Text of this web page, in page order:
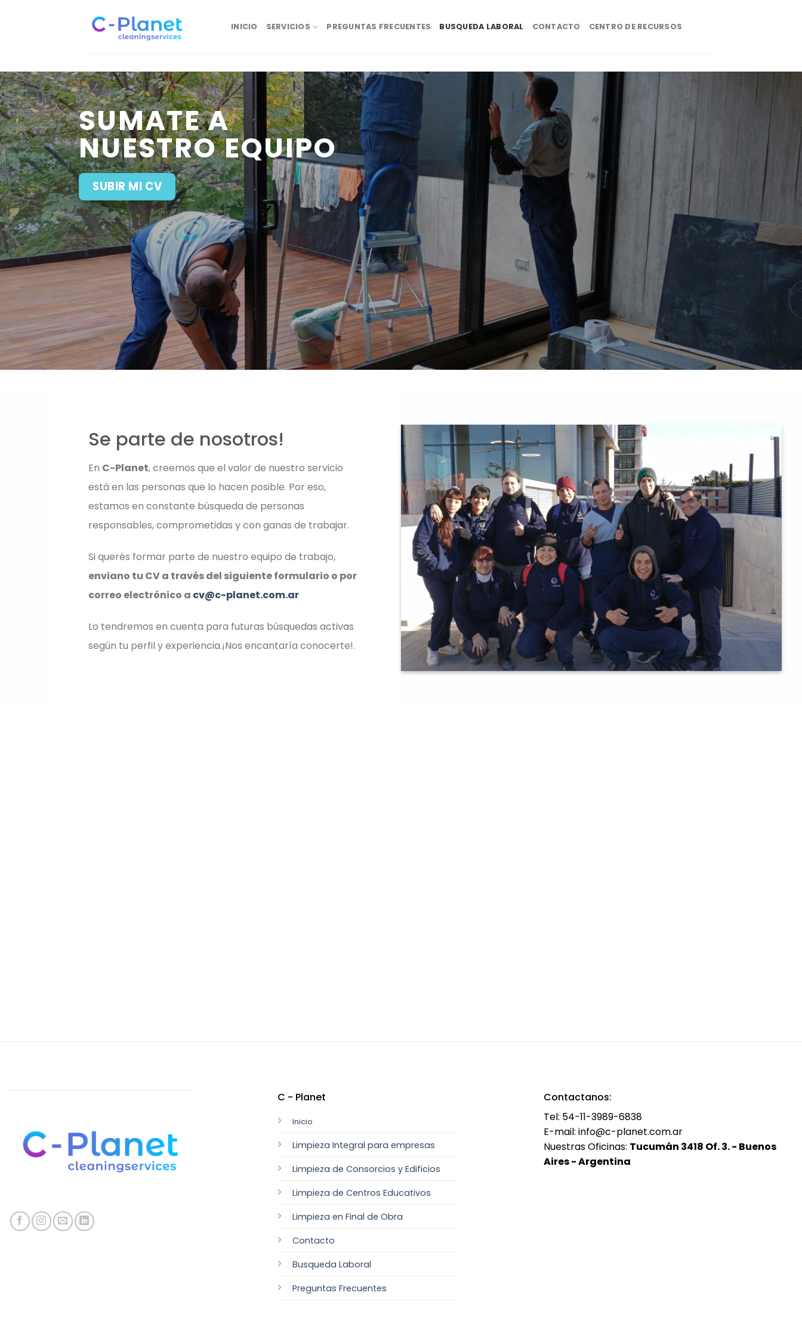
INICIO SERVICIOS PREGUNTAS FRECUENTES BUSQUEDA LABORAL CONTACTO CENTRO DE RECURSOS
SUMATE A
NUESTRO EQUIPO
SUBIR MI CV
Se parte de nosotros!
En C-Planet, creemos que el valor de nuestro servicio
está en las personas que lo hacen posible. Por eso,
estamos en constante búsqueda de personas
responsables, comprometidas y con ganas de trabajar.
Si querés formar parte de nuestro equipo de trabajo,
enviano tu CV a través del siguiente formulario o por
correo electrónico a cv@c-planet.com.ar
Lo tendremos en cuenta para futuras búsquedas activas
según tu perfil y experiencia.¡Nos encantaría conocerte!.
C - Planet
Inicio
Limpieza Integral para empresas
Limpieza de Consorcios y Edificios
Limpieza de Centros Educativos
Limpieza en Final de Obra
Contacto
Busqueda Laboral
Preguntas Frecuentes
Contactanos:
Tel: 54-11-3989-6838
E-mail: info@c-planet.com.ar
Nuestras Oficinas: Tucumán 3418 Of. 3. - Buenos
Aires - Argentina